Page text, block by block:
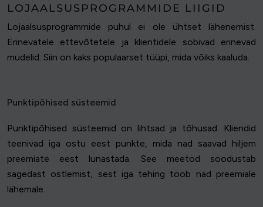
LOJAALSUSPROGRAMMIDE LIIGID
Lojaalsusprogrammide puhul ei ole ühtset lähenemist.
Erinevatele ettevõtetele ja klientidele sobivad erinevad
mudelid. Siin on kaks populaarset tüüpi, mida võiks kaaluda.
Punktipõhised süsteemid
Punktipõhised süsteemid on lihtsad ja tõhusad. Kliendid
teenivad iga ostu eest punkte, mida nad saavad hiljem
preemiate eest lunastada. See meetod soodustab
sagedast ostlemist, sest iga tehing toob nad preemiale
lähemale.